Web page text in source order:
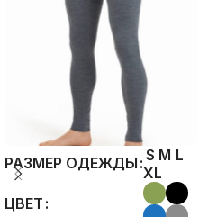
РАЗМЕР ОДЕЖДЫ S M L
XL
ЦВЕТ